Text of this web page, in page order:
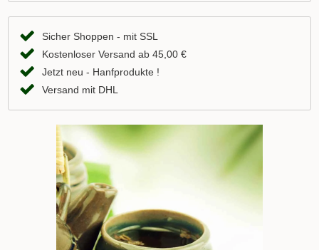
Sicher Shoppen - mit SSL
Kostenloser Versand ab 45,00 €
Jetzt neu - Hanfprodukte !
Versand mit DHL